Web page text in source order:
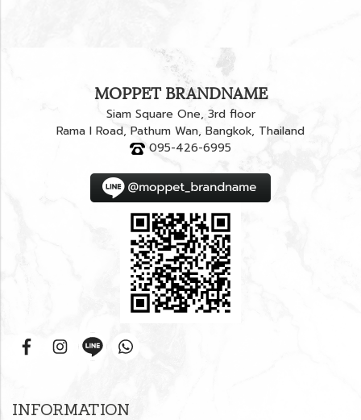
MOPPET BRANDNAME
Siam Square One, 3rd floor
Rama I Road, Pathum Wan, Bangkok, Thailand
095-426-6995
INFORMATION